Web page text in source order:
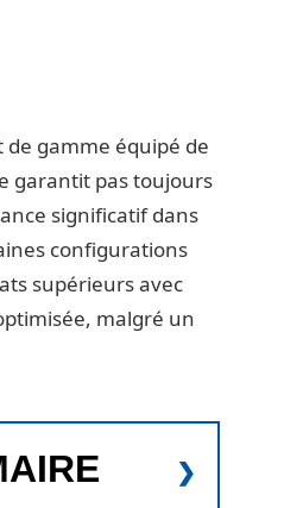
gamme équipé de
garantit pas toujours
significatif dans
configurations
supérieurs avec
malgré un